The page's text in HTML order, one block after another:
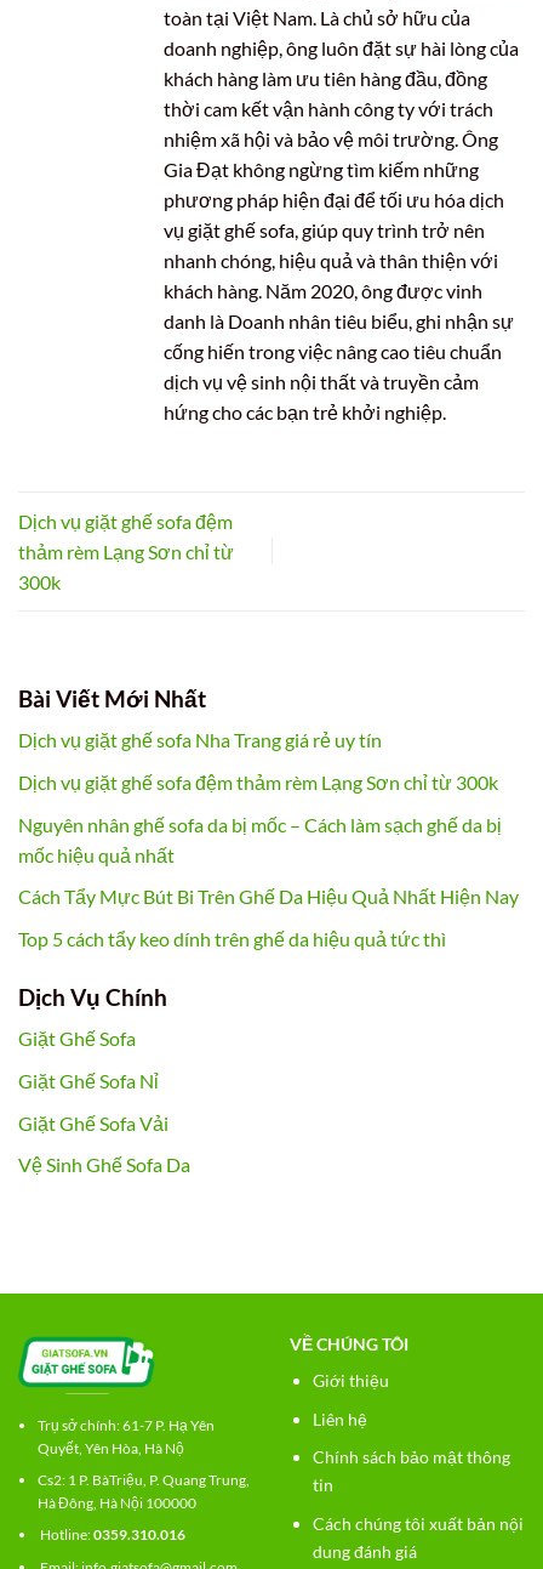
toàn tại Việt Nam. Là chủ sở hữu của
doanh nghiệp, ông luôn đặt sự hài lòng của
khách hàng làm ưu tiên hàng đầu, đồng
thời cam kết vận hành công ty với trách
nhiệm xã hội và bảo vệ môi trường. Ông
Gia Đạt không ngừng tìm kiếm những
phương pháp hiện đại để tối ưu hóa dịch
vụ giặt ghế sofa, giúp quy trình trở nên
nhanh chóng, hiệu quả và thân thiện với
khách hàng. Năm 2020, ông được vinh
danh là Doanh nhân tiêu biểu, ghi nhận sự
cống hiến trong việc nâng cao tiêu chuẩn
dịch vụ vệ sinh nội thất và truyền cảm
hứng cho các bạn trẻ khởi nghiệp.
Dịch vụ giặt ghế sofa đệm
thảm rèm Lạng Sơn chỉ từ
300k
Bài Viết Mới Nhất
Dịch vụ giặt ghế sofa Nha Trang giá rẻ uy tín
Dịch vụ giặt ghế sofa đệm thảm rèm Lạng Sơn chỉ từ 300k
Nguyên nhân ghế sofa da bị mốc – Cách làm sạch ghế da bị
mốc hiệu quả nhất
Cách Tẩy Mực Bút Bi Trên Ghế Da Hiệu Quả Nhất Hiện Nay
Top 5 cách tẩy keo dính trên ghế da hiệu quả tức thì
Dịch Vụ Chính
Giặt Ghế Sofa
Giặt Ghế Sofa Nỉ
Giặt Ghế Sofa Vải
Vệ Sinh Ghế Sofa Da
Trụ sở chính: 61-7 P. Hạ Yên
Quyết, Yên Hòa, Hà Nộ
Cs2: 1 P. BàTriệu, P. Quang Trung,
Hà Đông, Hà Nội 100000
Hotline:0359.310.016
VỀ CHÚNG TÔI
Giới thiệu
Liên hệ
Chính sách bảo mật thông
tin
Cách chúng tôi xuất bản nội
dung đánh giá